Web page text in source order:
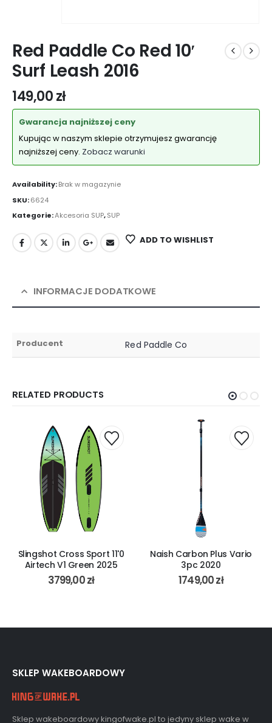
Red Paddle Co Red 10′
Surf Leash 2016
149,00zł
Gwarancja najniższej ceny
Kupując w naszym sklepie otrzymujesz gwarancję
najniższej ceny. Zobacz warunki
Availability:Brak w magazynie
SKU:6624
Kategorie:Akcesoria SUP,SUP
ADD TO WISHLIST
INFORMACJE DODATKOWE
Producent Red Paddle Co
RELATED PRODUCTS
Slingshot Cross Sport 11'0
Airtech V1 Green 2025
3799,00zł
Naish Carbon Plus Vario
3pc 2020
1749,00zł
SKLEP WAKEBOARDOWY
Sklep wakeboardowy kingofwake.pl to jedyny sklep wake w